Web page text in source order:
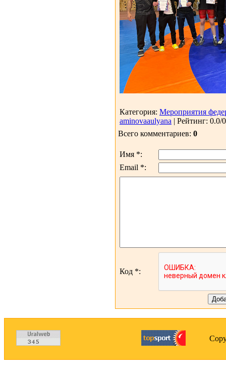
Категория: Мероприятия
aminovaaulyana | Рейтинг: 0.0/
Всего комментариев: 0
Имя *:
Email *:
Код *: